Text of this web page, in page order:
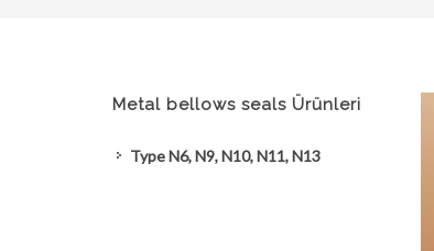
Metal bellows seals Ürünleri
Type N6, N9, N10, N11, N13